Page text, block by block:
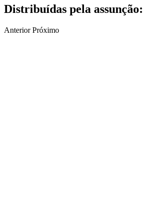
Distribuídas pela assunção:
Anterior Próximo